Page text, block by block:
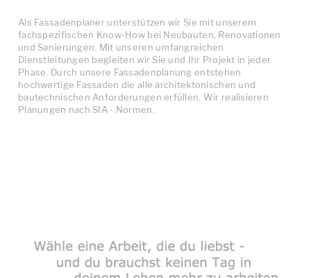
Als Fassadenplaner unterstützen wir Sie mit unserem
fachspezifischen Know-How bei Neubauten, Renovationen
und Sanierungen. Mit unseren umfangreichen
Dienstleitungen begleiten wir Sie und Ihr Projekt in jeder
Phase. Durch unsere Fassadenplanung entstehen
hochwertige Fassaden die alle architektonischen und
bautechnischen Anforderungen erfüllen. Wir realisieren
Planungen nach SIA - Normen.